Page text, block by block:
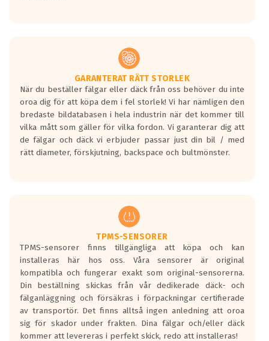
Vid körning i över 50km/h brukar
rullmotståndets ljud överträffa
motorljudet.
På däckmärkningen kommer det finnas
en symbol av ett däck med vågar. Hög
bullernivå markeras med svarta vågor
medans de vita vågorna påvisar om det är
ett tyst däck.
regelverket som introduceras år 2016.
Ett däck med två svarta vågor är redan
godkända för år 2016 nya regelverk.
Ett däck med en svart våg kommer vara
minst tre decibel tystare än det
regelverk som börjar gälla 2016.
GARANTERAT RÄTT STORLEK
När du beställer fälgar eller däck från oss behöver du inte
oroa dig för att köpa dem i fel storlek! Vi har nämligen den
bredaste bildatabasen i hela industrin när det kommer till
vilka mått som gäller för vilka fordon. Vi garanterar dig att
de fälgar och däck vi erbjuder passar just din bil / med
rätt diameter, förskjutning, backspace och bultmönster.
TPMS-SENSORER
TPMS-sensorer finns tillgängliga att köpa och kan
installeras här hos oss. Våra sensorer är original
kompatibla och fungerar exakt som original-sensorerna.
Din beställning skickas från vår dedikerade däck- och
fälganläggning och försäkras i förpackningar certifierade
av transportör. Det finns alltså ingen anledning att oroa
sig för skador under frakten. Dina fälgar och/eller däck
kommer att levereras i perfekt skick, redo att installeras!